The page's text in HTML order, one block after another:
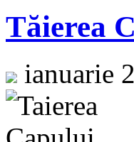
Tăierea
ianuarie